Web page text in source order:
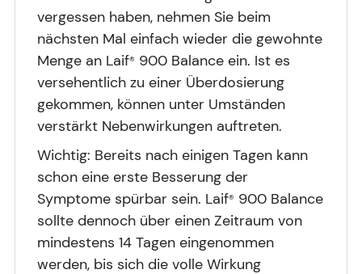
vergessen haben, nehmen Sie beim
nächsten Mal einfach wieder die gewohnte
Menge an Laif® 900 Balance ein. Ist es
versehentlich zu einer Überdosierung
gekommen, können unter Umständen
verstärkt Nebenwirkungen auftreten.
Wichtig: Bereits nach einigen Tagen kann
schon eine erste Besserung der
Symptome spürbar sein. Laif® 900 Balance
sollte dennoch über einen Zeitraum von
mindestens 14 Tagen eingenommen
werden, bis sich die volle Wirkung